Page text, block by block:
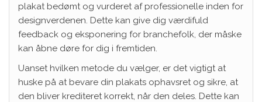
plakat bedømt og vurderet af professionelle inden for
designverdenen. Dette kan give dig værdifuld
feedback og eksponering for branchefolk, der måske
kan åbne døre for dig i fremtiden.
Uanset hvilken metode du vælger, er det vigtigt at
huske på at bevare din plakats ophavsret og sikre, at
den bliver krediteret korrekt, når den deles. Dette kan